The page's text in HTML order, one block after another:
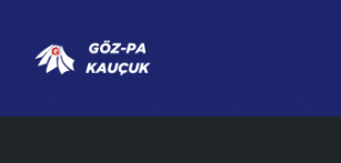
ANASAYFA ÜRÜNLERIMIZ